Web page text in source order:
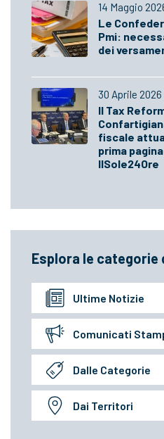
14 Maggio
Le
Pmi:
dei
30 Aprile 2026
Il Tax
fiscale
prima
IlSole24Ore
Esplora le categorie
Ultime Notizie
Comunicati
Dalle Categorie
Dai Territori